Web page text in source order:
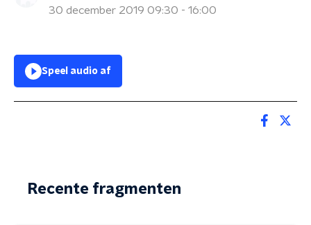
30 december 2019 09:30 - 16:00
Speel audio af
Recente fragmenten